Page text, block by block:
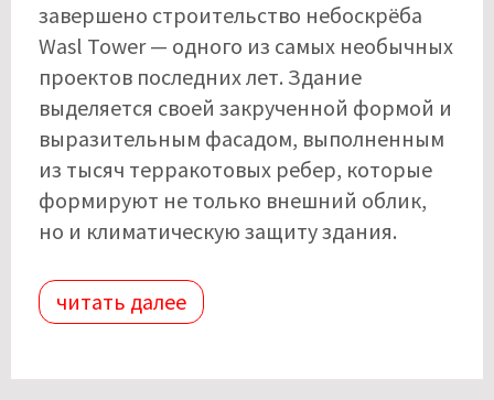
завершено строительство небоскрёба
Wasl Tower — одного из самых необычных
проектов последних лет. Здание
выделяется своей закрученной формой и
выразительным фасадом, выполненным
из тысяч терракотовых ребер, которые
формируют не только внешний облик,
но и климатическую защиту здания.
читать далее